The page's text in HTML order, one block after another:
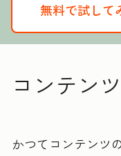
無料で試して
コンテン
かつてコンテンツ